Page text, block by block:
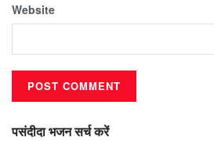
Website
पसंदीदा भजन सर्च करें